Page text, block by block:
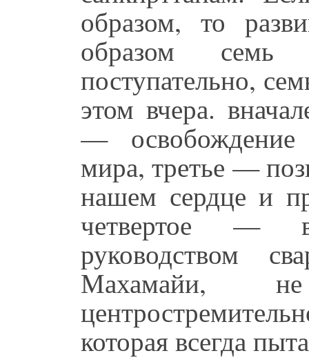
образом, то
образом семь
поступательно,
этом вчера.
— освобождение
мира, третье —
нашем сердце и
четвертое —
руководством
Махамайи,
которая всегда